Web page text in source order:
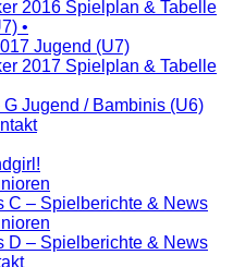
2016 Spielplan & Tabelle
•
Jugend (U7)
2017 Spielplan & Tabelle
G Jugend / Bambinis (U6)
C – Spielberichte & News
D – Spielberichte & News